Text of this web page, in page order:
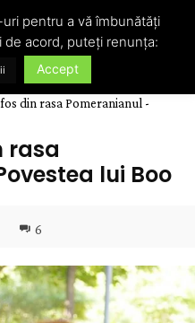
din rasa Pomeranianul -
rasa
lui Boo
6
pentru a vă îmbunătăți
acord, puteți renunța:
Accept